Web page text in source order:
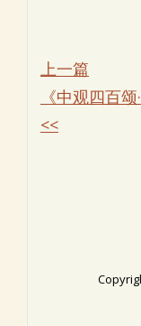
上一篇
《中观四百颂
<<